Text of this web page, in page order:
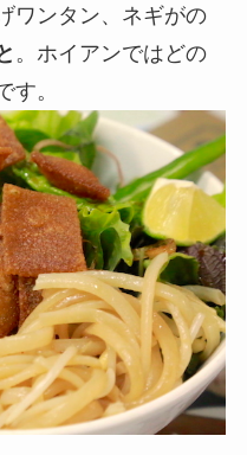
ワンタン、ネギがの
。ホイアンではどの
す。